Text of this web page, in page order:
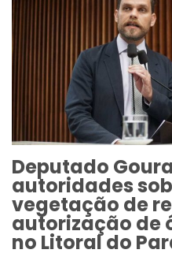
Deputado
autoridades
vegetação de
autorização de
no Litoral do